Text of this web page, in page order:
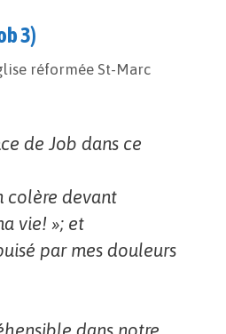
3)
réformée St-Marc
de Job dans ce
colère devant
vie! »; et
par mes douleurs